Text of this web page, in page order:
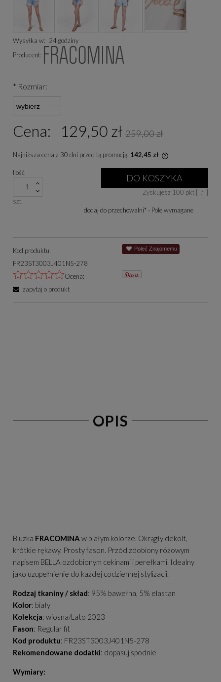
Wysyłka w: 24 godziny
Producent:
* Rozmiar:
Cena: 129,50 zł 259,00 zł
Najniższa cena z 30 dni przed tą promocją: 142,45 zł
niż 30 dni,
cena od
się w sprzedaży.
Ilość
szt.
DO KOSZYKA
Zyskujesz 100 pkt [ ? ]
dodaj do przechowalni* - Pole wymagane
Kod produktu:
FR23ST3003J401N5-278
Ocena:
zapytaj o produkt
Poleć Znajomemu
OPIS
Bluzka FRACOMINA w białym kolorze. Okrągły dekolt,
krótkie rękawy. Prosty fason. Przód zdobiony różowym
napisem BELLA ozdobionym cekinami i perełkami. Idealny
jako uzupełnienie do każdej codziennej stylizacji.
Rodzaj tkaniny / skład: 95% bawełna, 5% elastan
Kolor: biały
Kolekcja: wiosna/Lato 2023
Fason: Regular fit
Kod produktu: FR23ST3003J401N5-278
Rekomendowane dodatki: dopasuj spodnie
Wymiary: